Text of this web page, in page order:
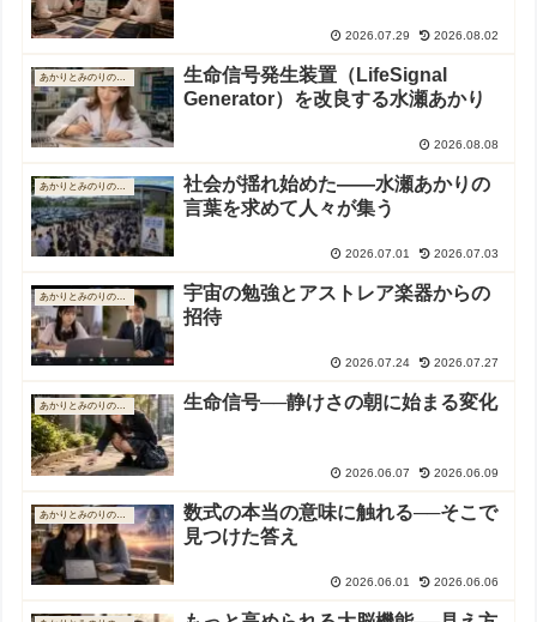
2026.07.29 2026.08.02
あかりとみのりの物語
生命信号発生装置（LifeSignal
Generator）を改良する水瀬あかり
2026.08.08
あかりとみのりの物語
社会が揺れ始めた――水瀬あかりの
言葉を求めて人々が集う
2026.07.01 2026.07.03
あかりとみのりの物語
宇宙の勉強とアストレア楽器からの
招待
2026.07.24 2026.07.27
あかりとみのりの物語 生命信号──静けさの朝に始まる変化
2026.06.07 2026.06.09
あかりとみのりの物語
数式の本当の意味に触れる──そこで
見つけた答え
2026.06.01 2026.06.06